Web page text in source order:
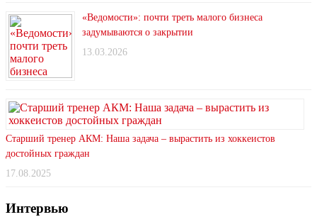
«Ведомости»: почти треть малого бизнеса
задумываются о закрытии
13.03.2026
Старший тренер АКМ: Наша задача – вырастить из хоккеистов
достойных граждан
17.08.2025
Интервью